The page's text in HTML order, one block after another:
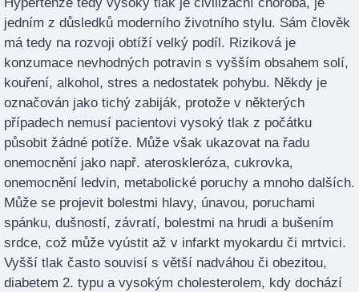
Hypertenze tedy vysoký tlak je civilizační choroba, je
jedním z důsledků moderního životního stylu. Sám člověk
má tedy na rozvoji obtíží velký podíl. Riziková je
konzumace nevhodných potravin s vyšším obsahem solí,
kouření, alkohol, stres a nedostatek pohybu. Někdy je
označován jako tichý zabiják, protože v některých
případech nemusí pacientovi vysoký tlak z počátku
působit žádné potíže. Může však ukazovat na řadu
onemocnění jako např. ateroskleróza, cukrovka,
onemocnění ledvin, metabolické poruchy a mnoho dalších.
Může se projevit bolestmi hlavy, únavou, poruchami
spánku, dušností, závratí, bolestmi na hrudi a bušením
srdce, což může vyústit až v infarkt myokardu či mrtvici.
Vyšší tlak často souvisí s větší nadváhou či obezitou,
diabetem 2. typu a vysokým cholesterolem, kdy dochází